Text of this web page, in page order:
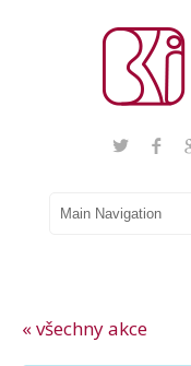
« všechny akce